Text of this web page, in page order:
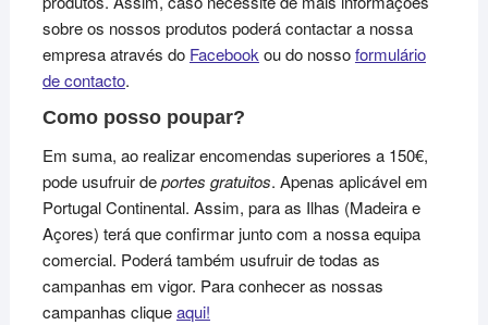
sobre os nossos produtos poderá contactar a nossa
empresa através do Facebookou do nossoformulário
de contacto.
Como posso poupar?
Em suma, ao realizar encomendas superiores a 150€,
pode usufruir deportes gratuitos. Apenas aplicável em
Portugal Continental. Assim, para as Ilhas (Madeira e
Açores) terá que confirmar junto com a nossa equipa
comercial. Poderá também usufruir de todas as
campanhas em vigor. Para conhecer as nossas
campanhas cliqueaqui!